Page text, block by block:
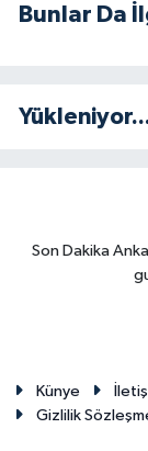
Bunlar Da
Son Dakika
Künye
Gizlilik